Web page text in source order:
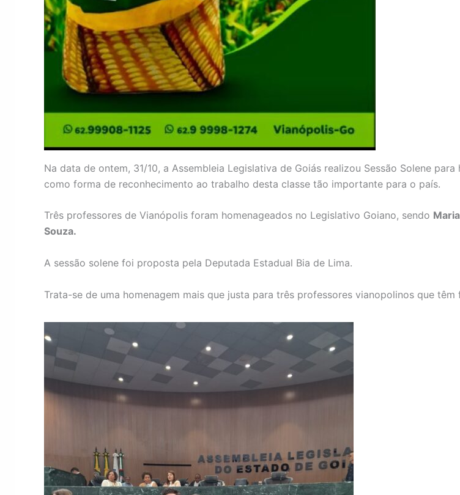
Na data de ontem, 31/10, a Assembleia Legislativa de Goiás realizou Sessão Solene
como forma de reconhecimento ao trabalho desta classe tão importante para o país.
Três professores de Vianópolis foram homenageados no Legislativo Goiano, sendo
Souza.
A sessão solene foi proposta pela Deputada Estadual Bia de Lima.
Trata-se de uma homenagem mais que justa para três professores vianopolinos que